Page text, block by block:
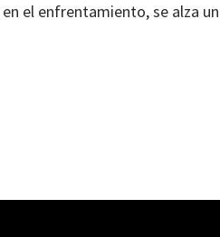
el enfrentamiento, se alza